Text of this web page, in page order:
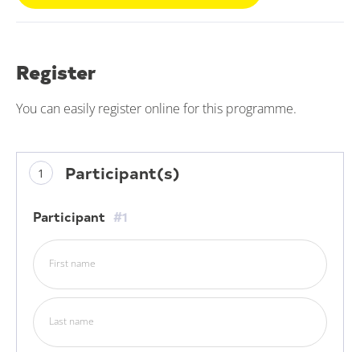
Register
You can easily register online for this programme.
Participant(s)
Participant #1
First name
Last name